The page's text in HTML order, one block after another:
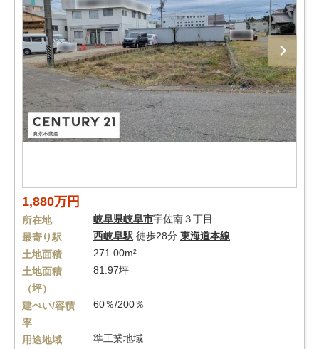
1,880万円
所在地 岐阜県岐阜市宇佐南３丁目
最寄り駅
西岐阜駅 徒歩28分 東海道本線
土地面積
271.00m²
土地面積
（坪）
81.97坪
建ぺい/容積
率
60％/200％
用途地域
準工業地域